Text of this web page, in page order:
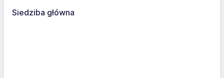
Siedziba główna